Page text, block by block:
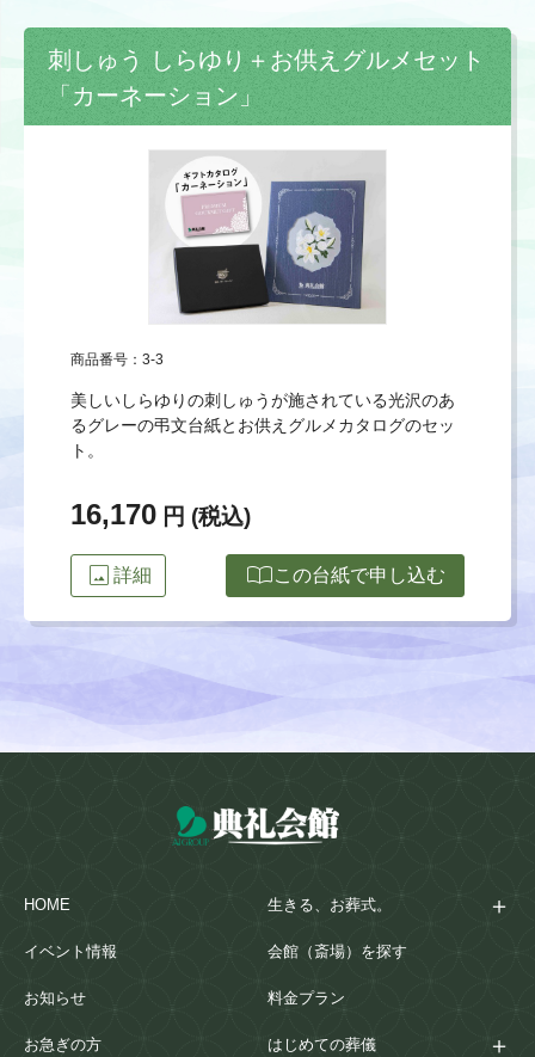
刺しゅう しらゆり＋お供えグルメセット
「カーネーション」
商品番号：3-3
美しいしらゆりの刺しゅうが施されている光沢のあ
るグレーの弔文台紙とお供えグルメカタログのセッ
ト。
16,170 円 (税込)
image 詳細 import_contactsこの台紙で申し込む
HOME
イベント情報
お知らせ
お急ぎの方
生きる、お葬式。
会館（斎場）を探す
料金プラン
はじめての葬儀